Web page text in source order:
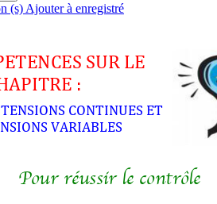
(s) Ajouter à enregistré
Pour réussir le contrôle